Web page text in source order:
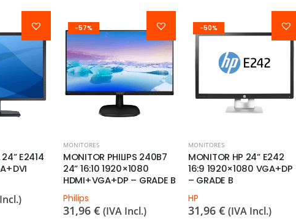
24” E2414
-57%
MONITORES
MONITOR PHILIPS 240B7
24” 16:10 1920×1080
HDMI+VGA+DP – GRADE B
Philips
31,96 € (IVA Incl.)
-50%
MONITORES
MONITOR HP 24” E242
16:9 1920×1080 VGA+DP
– GRADE B
HP
31,96 € (IVA Incl.)